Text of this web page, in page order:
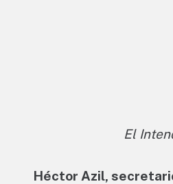
El
Héctor Azil,